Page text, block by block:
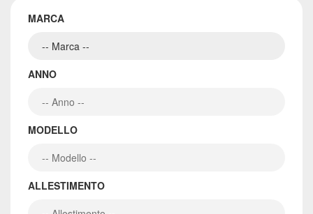
MARCA
ANNO
MODELLO
ALLESTIMENTO